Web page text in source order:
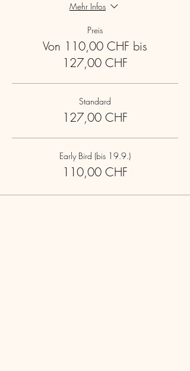
Mehr Infos
Preis
Von 110,00 CHF bis
127,00 CHF
Standard
127,00 CHF
Early Bird (bis 19.9.)
110,00 CHF